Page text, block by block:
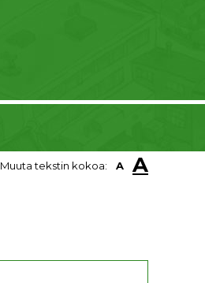
Muuta tekstin kokoa: A A